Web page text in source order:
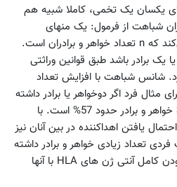
یکسان یک تخمی، کاملا شبیه هم
شباهت از فرمول: یک منهای
سه‌چهارم به توان n پیروی می‌کند که n تعداد خواهر و برادران است.
یک برادر باشد طبق قوانین وراثتی
شانس شباهت با افزایش تعداد
مثال فرد اگر دوخواهر یا برادر داشته
باشد شانس شباهت 44% با 3 خواهر و برادر حدود 57% است. با
یافتن اهداکننده در بین آنان نیز
تعداد زیادی خواهر و برادر داشته
باشد ولی شانسی برای شبیه بودن کامل آنتی ژن های HLA با آنها